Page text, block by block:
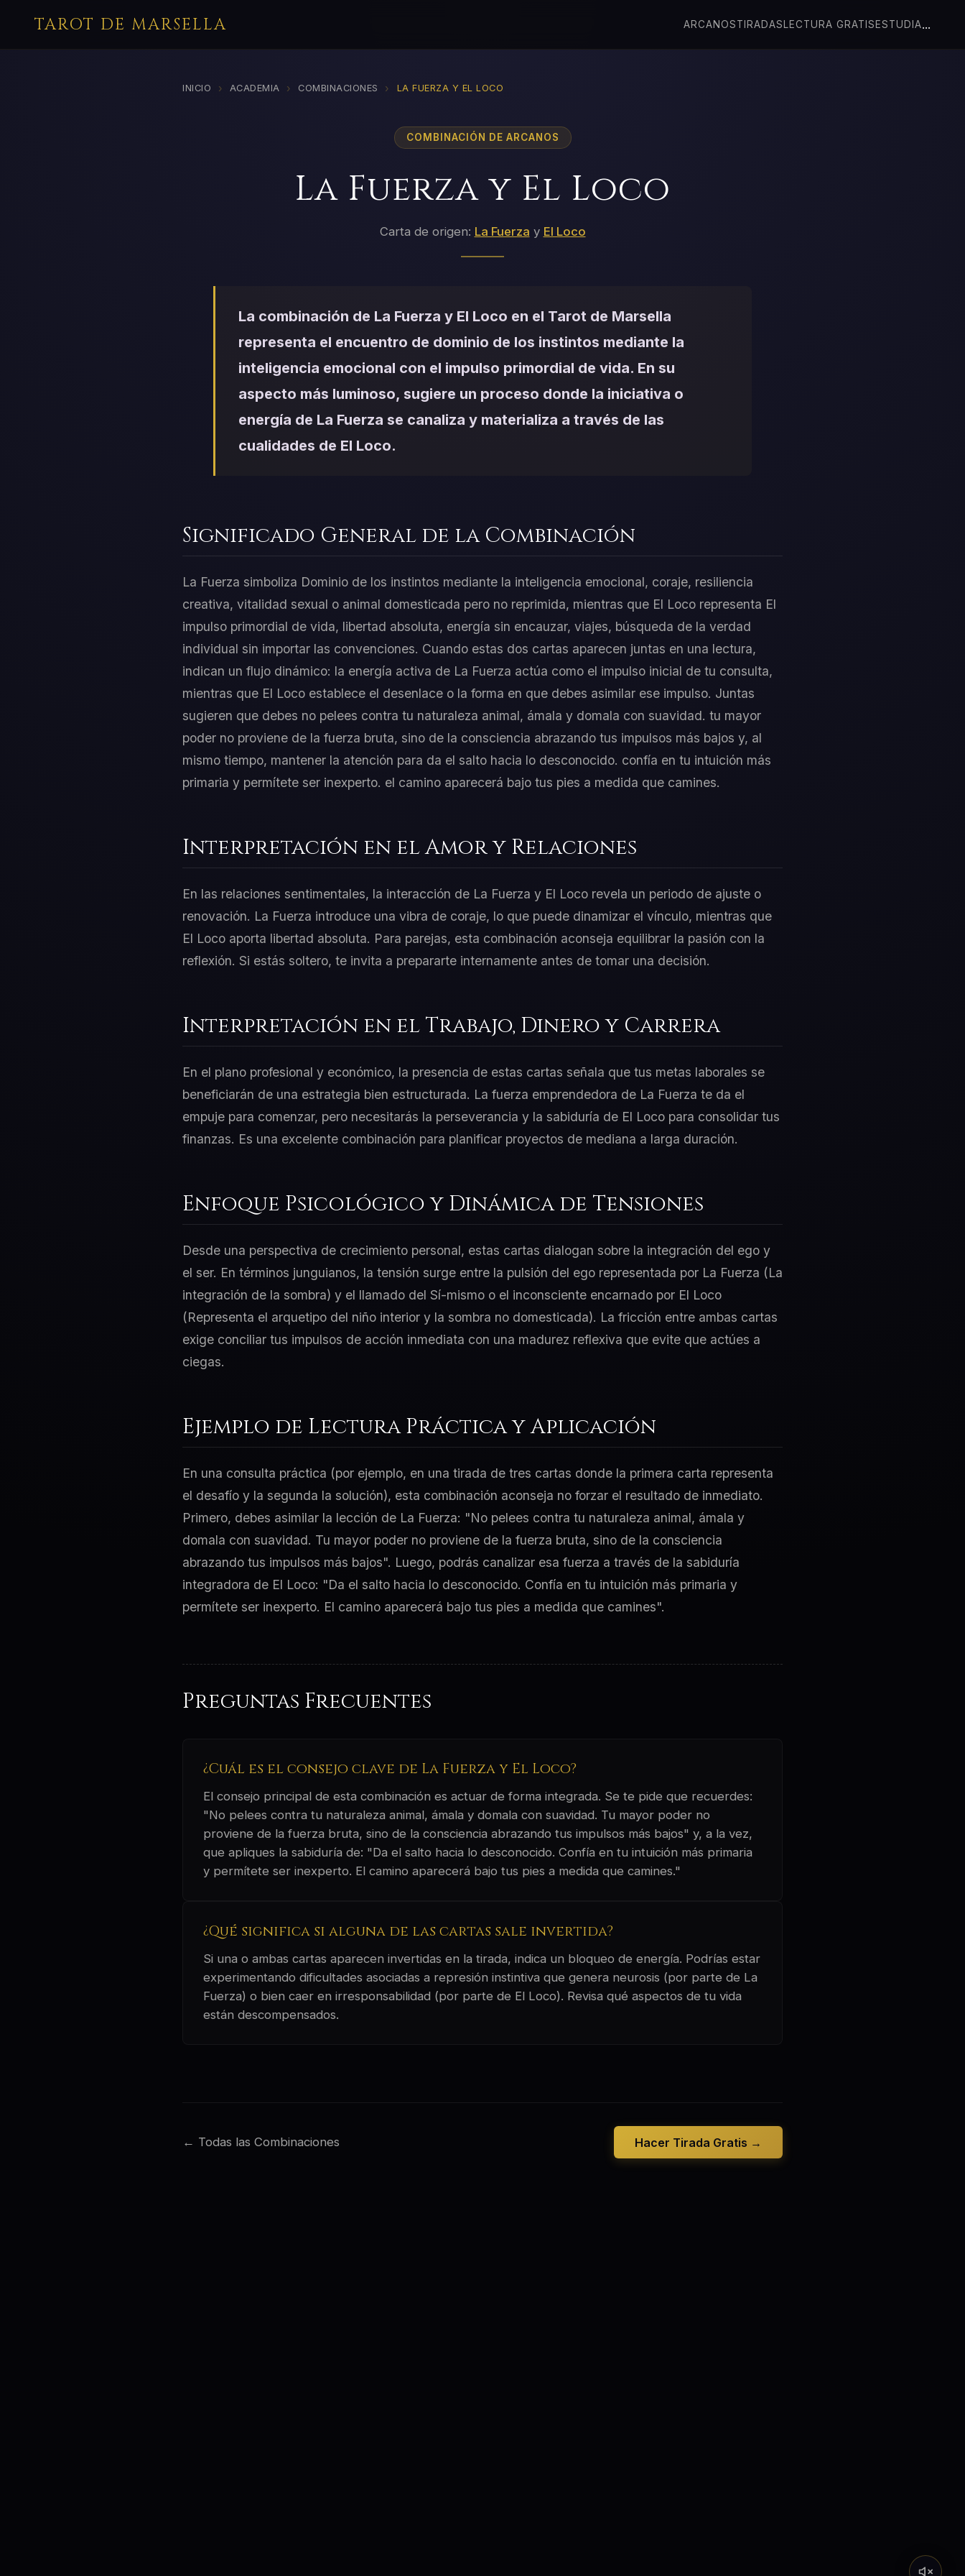
TAROT DE MARSELLA ARCANOSTIRADAS LECTURA GRATIS ESTUDIA...
INICIO › ACADEMIA › COMBINACIONES › LA FUERZA Y EL LOCO
COMBINACIÓN DE ARCANOS
La Fuerza y El Loco
Carta de origen: La Fuerza y El Loco
La combinación de La Fuerza y El Loco en el Tarot de Marsella
representa el encuentro de dominio de los instintos mediante la
inteligencia emocional con el impulso primordial de vida. En su
aspecto más luminoso, sugiere un proceso donde la iniciativa o
energía de La Fuerza se canaliza y materializa a través de las
cualidades de El Loco.
Significado General de la Combinación
La Fuerza simboliza Dominio de los instintos mediante la inteligencia emocional, coraje, resiliencia
creativa, vitalidad sexual o animal domesticada pero no reprimida, mientras que El Loco representa El
impulso primordial de vida, libertad absoluta, energía sin encauzar, viajes, búsqueda de la verdad
individual sin importar las convenciones. Cuando estas dos cartas aparecen juntas en una lectura,
indican un flujo dinámico: la energía activa de La Fuerza actúa como el impulso inicial de tu consulta,
mientras que El Loco establece el desenlace o la forma en que debes asimilar ese impulso. Juntas
sugieren que debes no pelees contra tu naturaleza animal, ámala y domala con suavidad. tu mayor
poder no proviene de la fuerza bruta, sino de la consciencia abrazando tus impulsos más bajos y, al
mismo tiempo, mantener la atención para da el salto hacia lo desconocido. confía en tu intuición más
primaria y permítete ser inexperto. el camino aparecerá bajo tus pies a medida que camines.
Interpretación en el Amor y Relaciones
En las relaciones sentimentales, la interacción de La Fuerza y El Loco revela un periodo de ajuste o
renovación. La Fuerza introduce una vibra de coraje, lo que puede dinamizar el vínculo, mientras que
El Loco aporta libertad absoluta. Para parejas, esta combinación aconseja equilibrar la pasión con la
reflexión. Si estás soltero, te invita a prepararte internamente antes de tomar una decisión.
Interpretación en el Trabajo, Dinero y Carrera
En el plano profesional y económico, la presencia de estas cartas señala que tus metas laborales se
beneficiarán de una estrategia bien estructurada. La fuerza emprendedora de La Fuerza te da el
empuje para comenzar, pero necesitarás la perseverancia y la sabiduría de El Loco para consolidar tus
finanzas. Es una excelente combinación para planificar proyectos de mediana a larga duración.
Enfoque Psicológico y Dinámica de Tensiones
Desde una perspectiva de crecimiento personal, estas cartas dialogan sobre la integración del ego y
el ser. En términos junguianos, la tensión surge entre la pulsión del ego representada por La Fuerza (La
integración de la sombra) y el llamado del Sí-mismo o el inconsciente encarnado por El Loco
(Representa el arquetipo del niño interior y la sombra no domesticada). La fricción entre ambas cartas
exige conciliar tus impulsos de acción inmediata con una madurez reflexiva que evite que actúes a
ciegas.
Ejemplo de Lectura Práctica y Aplicación
En una consulta práctica (por ejemplo, en una tirada de tres cartas donde la primera carta representa
el desafío y la segunda la solución), esta combinación aconseja no forzar el resultado de inmediato.
Primero, debes asimilar la lección de La Fuerza: "No pelees contra tu naturaleza animal, ámala y
domala con suavidad. Tu mayor poder no proviene de la fuerza bruta, sino de la consciencia
abrazando tus impulsos más bajos". Luego, podrás canalizar esa fuerza a través de la sabiduría
integradora de El Loco: "Da el salto hacia lo desconocido. Confía en tu intuición más primaria y
permítete ser inexperto. El camino aparecerá bajo tus pies a medida que camines".
Preguntas Frecuentes
¿Cuál es el consejo clave de La Fuerza y El Loco?
El consejo principal de esta combinación es actuar de forma integrada. Se te pide que recuerdes:
"No pelees contra tu naturaleza animal, ámala y domala con suavidad. Tu mayor poder no
proviene de la fuerza bruta, sino de la consciencia abrazando tus impulsos más bajos" y, a la vez,
que apliques la sabiduría de: "Da el salto hacia lo desconocido. Confía en tu intuición más primaria
y permítete ser inexperto. El camino aparecerá bajo tus pies a medida que camines."
¿Qué significa si alguna de las cartas sale invertida?
Si una o ambas cartas aparecen invertidas en la tirada, indica un bloqueo de energía. Podrías estar
experimentando dificultades asociadas a represión instintiva que genera neurosis (por parte de La
Fuerza) o bien caer en irresponsabilidad (por parte de El Loco). Revisa qué aspectos de tu vida
están descompensados.
← Todas las Combinaciones Hacer Tirada Gratis →